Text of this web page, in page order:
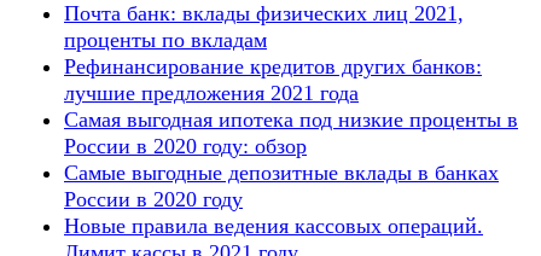
Почта банк: вклады физических лиц 2021,
проценты по вкладам
Рефинансирование кредитов других банков:
лучшие предложения 2021 года
Самая выгодная ипотека под низкие проценты в
России в 2020 году: обзор
Самые выгодные депозитные вклады в банках
России в 2020 году
Новые правила ведения кассовых операций.